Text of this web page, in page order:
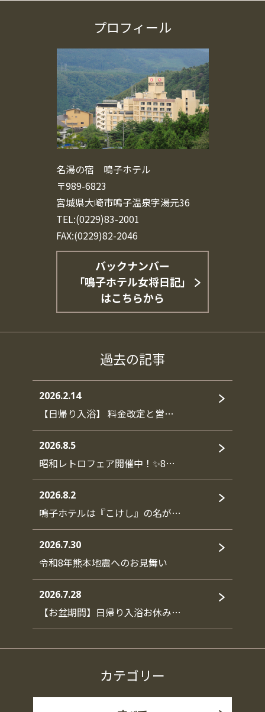
プロフィール
名湯の宿 鳴子ホテル
〒989-6823
宮城県大崎市鳴子温泉字湯元36
TEL:(0229)83-2001
FAX:(0229)82-2046
バックナンバー
「鳴子ホテル女将日記」
はこちらから
過去の記事
2026.2.14
【日帰り入浴】 料金改定と営…
2026.8.5
昭和レトロフェア開催中！✨8…
2026.8.2
鳴子ホテルは『こけし』の名が…
2026.7.30
令和8年熊本地震へのお見舞い
2026.7.28
【お盆期間】日帰り入浴お休み…
カテゴリー